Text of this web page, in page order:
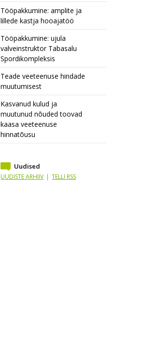
Tööpakkumine: amplite ja
lillede kastja hooajatöö
Tööpakkumine: ujula
valveinstruktor Tabasalu
Spordikompleksis
Teade veeteenuse hindade
muutumisest
Kasvanud kulud ja
muutunud nõuded toovad
kaasa veeteenuse
hinnatõusu
Uudised
UUDISTE ARHIIV | TELLI RSS